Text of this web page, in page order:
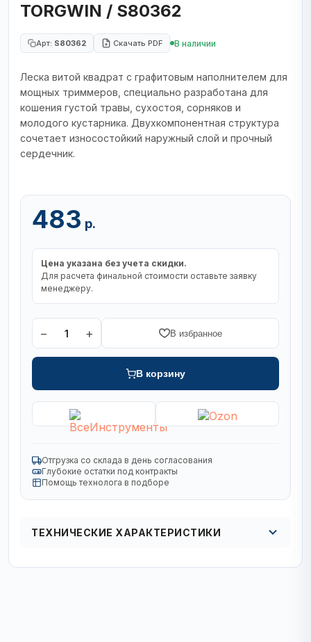
TORGWIN / S80362
Арт: S80362 Скачать PDF В наличии
Леска витой квадрат с графитовым наполнителем для
мощных триммеров, специально разработана для
кошения густой травы, сухостоя, сорняков и
молодого кустарника. Двухкомпонентная структура
сочетает износостойкий наружный слой и прочный
сердечник.
483 р.
Цена указана без учета скидки.
Для расчета финальной стоимости оставьте заявку
менеджеру.
− 1 + В избранное
В корзину
Отгрузка со склада в день согласования
Глубокие остатки под контракты
Помощь технолога в подборе
ТЕХНИЧЕСКИЕ ХАРАКТЕРИСТИКИ
Кол в упаковке